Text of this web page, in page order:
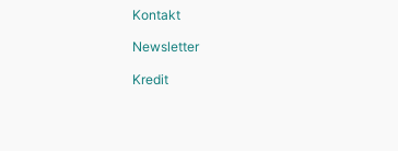
Kontakt
Newsletter
Kredit